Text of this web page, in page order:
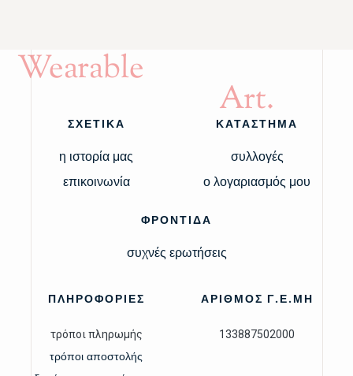
Wearable
Art.
ΣΧΕΤΙΚΑ
η ιστορία μας
επικοινωνία
ΚΑΤΑΣΤΗΜΑ
συλλογές
ο λογαριασμός μου
ΦΡΟΝΤΙΔΑ
συχνές ερωτήσεις
ΠΛΗΡΟΦΟΡΙΕΣ
τρόποι πληρωμής
τρόποι αποστολής
ΑΡΙΘΜΟΣ Γ.Ε.ΜΗ
133887502000